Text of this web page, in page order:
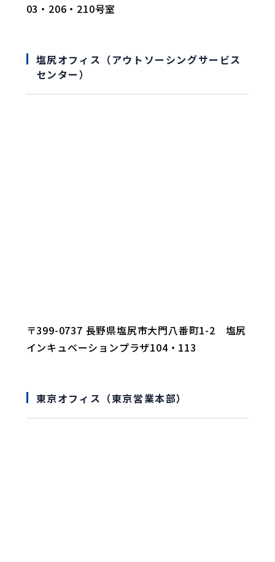
03・206・210号室
塩尻オフィス（アウトソーシングサービス
センター）
〒399-0737 長野県塩尻市大門八番町1-2 塩尻
インキュベーションプラザ104・113
東京オフィス（東京営業本部）